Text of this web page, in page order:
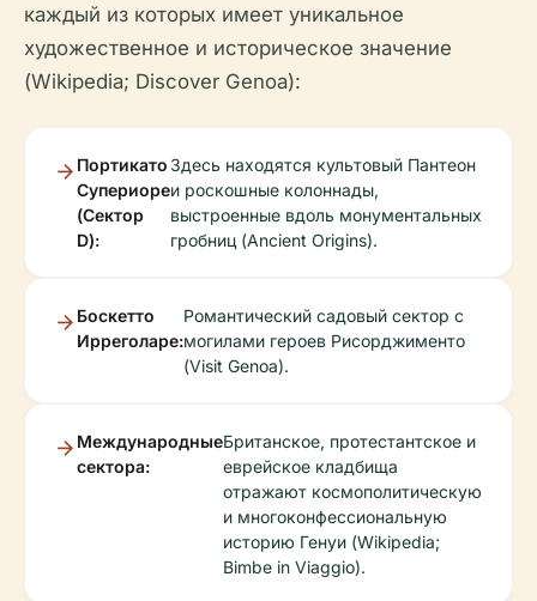
каждый из которых имеет уникальное
художественное и историческое значение
(Wikipedia; Discover Genoa):
Портикато
Супериоре
(Сектор
D):
Здесь находятся культовый Пантеон
и роскошные колоннады,
выстроенные вдоль монументальных
гробниц (Ancient Origins).
Боскетто
Ирреголаре:
Романтический садовый сектор с
могилами героев Рисорджименто
(Visit Genoa).
Международные
сектора:
Британское, протестантское и
еврейское кладбища
отражают космополитическую
и многоконфессиональную
историю Генуи (Wikipedia;
Bimbe in Viaggio).